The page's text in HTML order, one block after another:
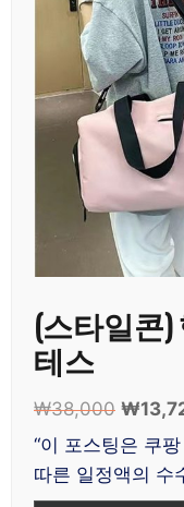
(스타일콘
테스
₩38,000 원
래
가
격:
₩
“이 포스팅은 쿠
따른 일정액의 수